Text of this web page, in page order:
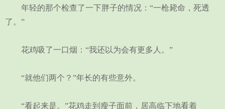
年轻的那个检查了一下胖子的情况：“一枪毙命，死透
了。”
花鸡吸了一口烟：“我还以为会有更多人。”
“就他们两个？”年长的有些意外。
“看起来是。”花鸡走到瘦子面前，居高临下地看着